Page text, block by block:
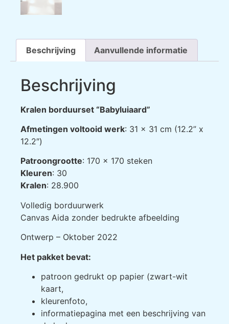
Beschrijving Aanvullende informatie
Beschrijving
Kralen borduurset “Babyluiaard”
Afmetingen voltooid werk: 31 x 31 cm (12.2” x
12.2″)
Patroongrootte: 170 x 170 steken
Kleuren: 30
Kralen: 28.900
Volledig borduurwerk
Canvas Aida zonder bedrukte afbeelding
Ontwerp – Oktober 2022
Het pakket bevat:
patroon gedrukt op papier (zwart-wit
kaart,
kleurenfoto,
informatiepagina met een beschrijving van